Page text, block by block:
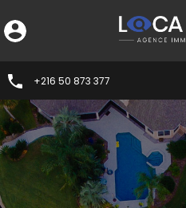
+216 50 873 377